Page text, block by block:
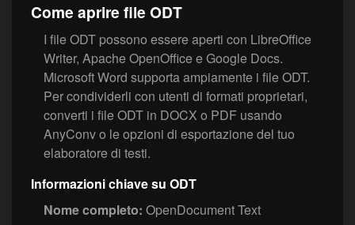
Come aprire file ODT
I file ODT possono essere aperti con LibreOffice
Writer, Apache OpenOffice e Google Docs.
Microsoft Word supporta ampiamente i file ODT.
Per condividerli con utenti di formati proprietari,
converti i file ODT in DOCX o PDF usando
AnyConv o le opzioni di esportazione del tuo
elaboratore di testi.
Informazioni chiave su ODT
Nome completo: OpenDocument Text